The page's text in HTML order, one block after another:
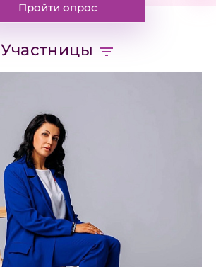
Пройти опрос
Участницы